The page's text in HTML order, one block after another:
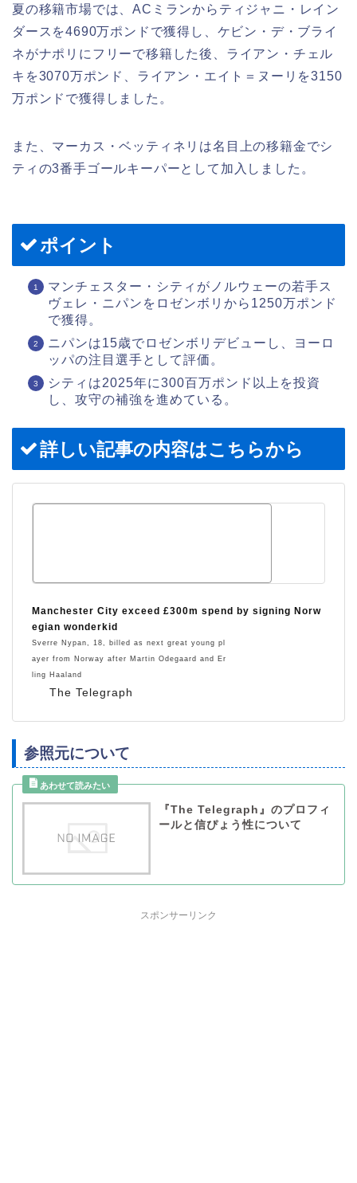
夏の移籍市場では、ACミランからティジャニ・レイン
ダースを4690万ポンドで獲得し、ケビン・デ・ブライ
ネがナポリにフリーで移籍した後、ライアン・チェル
キを3070万ポンド、ライアン・エイト＝ヌーリを3150
万ポンドで獲得しました。
また、マーカス・ベッティネリは名目上の移籍金でシ
ティの3番手ゴールキーパーとして加入しました。
ポイント
マンチェスター・シティがノルウェーの若手ス
ヴェレ・ニパンをロゼンボリから1250万ポンド
で獲得。
ニパンは15歳でロゼンボリデビューし、ヨーロ
ッパの注目選手として評価。
シティは2025年に300百万ポンド以上を投資
し、攻守の補強を進めている。
詳しい記事の内容はこちらから
The Telegraph
Manchester City exceed £300m spend by signing Norw
egian wonderkid
Sverre Nypan, 18, billed as next great young pl
ayer from Norway after Martin Odegaard and Er
ling Haaland
参照元について
『The Telegraph』のプロフィ
ールと信ぴょう性について
スポンサーリンク